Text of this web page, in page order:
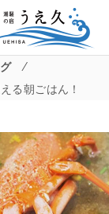
/
る朝ごはん！